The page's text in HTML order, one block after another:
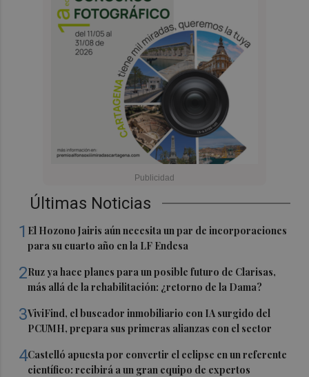
Últimas Noticias
1 El Hozono Jairis aún necesita un par de incorporaciones
para su cuarto año en la LF Endesa
2Ruz ya hace planes para un posible futuro de Clarisas,
más allá de la rehabilitación: ¿retorno de la Dama?
3ViviFind, el buscador inmobiliario con IA surgido del
PCUMH, prepara sus primeras alianzas con el sector
4Castelló apuesta por convertir el eclipse en un referente
científico: recibirá a un gran equipo de expertos